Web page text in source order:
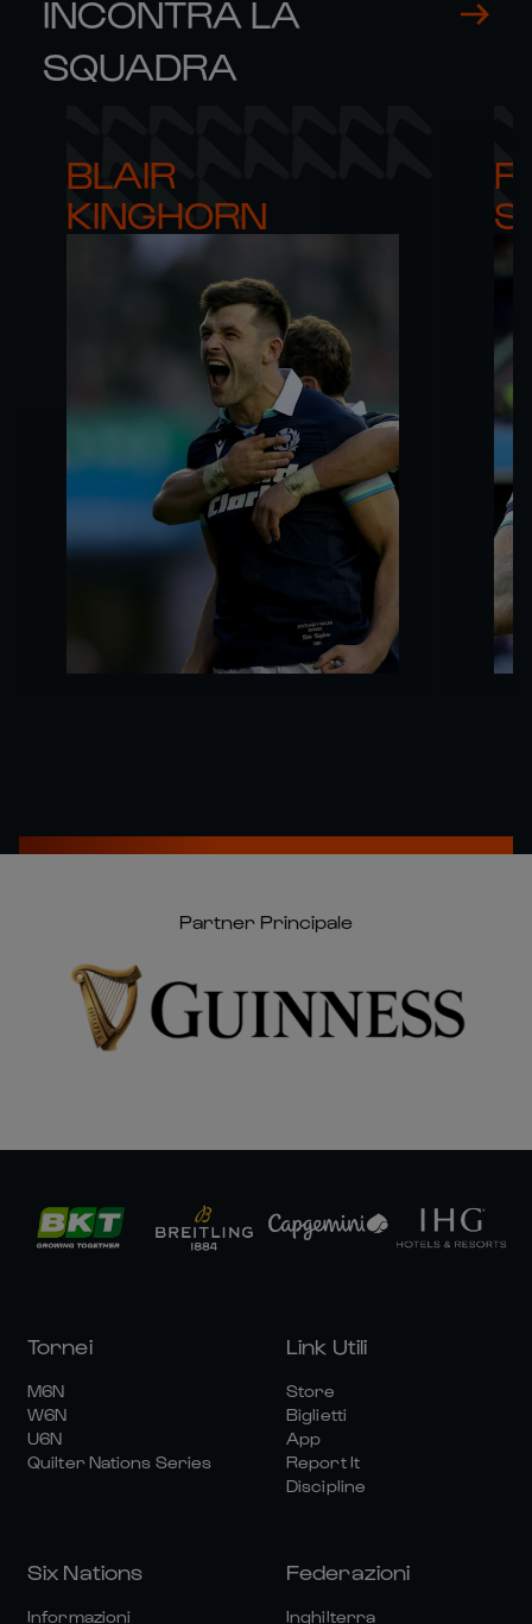
INCONTRA LA
SQUADRA
BLAIR
KINGHORN
Partner Principale
Tornei
M6N
W6N
U6N
Quilter Nations Series
Link Utili
Store
Biglietti
App
Report It
Discipline
Six Nations
Informazioni
Federazioni
Inghilterra